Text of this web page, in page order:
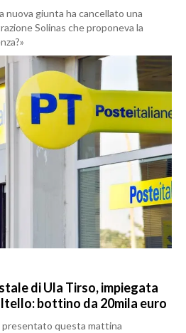
nuova giunta ha cancellato una
Solinas che proponeva la
di Ula Tirso, impiegata
bottino da 20mila euro
presentato questa mattina